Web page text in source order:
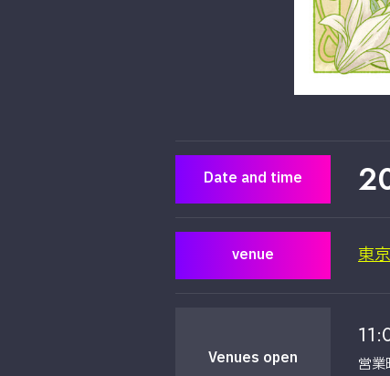
Date and time
venue 東
Venues open
営